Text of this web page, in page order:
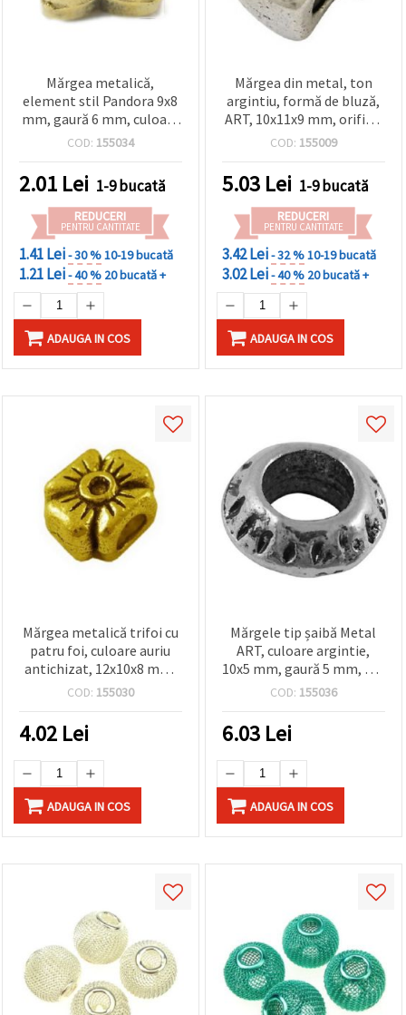
Mărgea metalică,
element stil Pandora 9x8
mm, gaură 6 mm, culoare
auriu antic
COD: 155034
2.01 Lei 1-9 bucată
REDUCERI
PENTRU CANTITATE
1.41 Lei- 30 %10-19 bucată
1.21 Lei- 40 % 20 bucată +
ADAUGA IN COS
Mărgea din metal, ton
argintiu, formă de bluză,
ART, 10x11x9 mm, orificiu
4,5 mm – ideală pentru
bijuterii DIY și craft de
modă
COD: 155009
5.03 Lei 1-9 bucată
REDUCERI
PENTRU CANTITATE
3.42 Lei- 32 %10-19 bucată
3.02 Lei- 40 % 20 bucată +
ADAUGA IN COS
Mărgea metalică trifoi cu
patru foi, culoare auriu
antichizat, 12x10x8 mm,
gaură 4.5 mm, element
COD: 155030
4.02 Lei
ADAUGA IN COS
Mărgele tip șaibă Metal
ART, culoare argintie,
10x5 mm, gaură 5 mm, set
5 buc., pentru bijuterii
COD: 155036
6.03 Lei
ADAUGA IN COS